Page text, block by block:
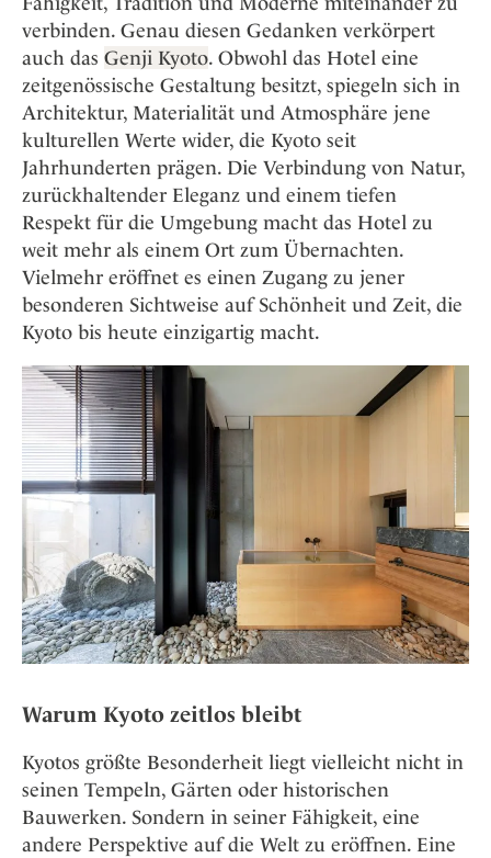
verbinden. Genau diesen Gedanken verkörpert
auch das Genji Kyoto. Obwohl das Hotel eine
zeitgenössische Gestaltung besitzt, spiegeln sich in
Architektur, Materialität und Atmosphäre jene
kulturellen Werte wider, die Kyoto seit
Jahrhunderten prägen. Die Verbindung von Natur,
zurückhaltender Eleganz und einem tiefen
Respekt für die Umgebung macht das Hotel zu
weit mehr als einem Ort zum Übernachten.
Vielmehr eröffnet es einen Zugang zu jener
besonderen Sichtweise auf Schönheit und Zeit, die
Kyoto bis heute einzigartig macht.
Warum Kyoto zeitlos bleibt
Kyotos größte Besonderheit liegt vielleicht nicht in
seinen Tempeln, Gärten oder historischen
Bauwerken. Sondern in seiner Fähigkeit, eine
andere Perspektive auf die Welt zu eröffnen. Eine